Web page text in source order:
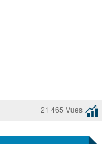
21 465 Vues